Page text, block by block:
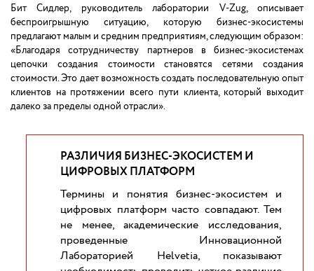
Бит Сидлер, руководитель лаборатории V-Zug, описывает
беспроигрышную ситуацию, которую бизнес-экосистемы
предлагают малым и средним предприятиям, следующим образом:
«Благодаря сотрудничеству партнеров в бизнес-экосистемах
цепочки создания стоимости становятся сетями создания
стоимости. Это дает возможность создать последовательную опыт
клиентов на протяжении всего пути клиента, который выходит
далеко за пределы одной отрасли».
РАЗЛИЧИЯ БИЗНЕС-ЭКОСИСТЕМ И
ЦИФРОВЫХ ПЛАТФОРМ
Термины и понятия бизнес-экосистем и
цифровых платформ часто совпадают. Тем
не менее, академические исследования,
проведенные Инновационной
Лабораторией Helvetia, показывают